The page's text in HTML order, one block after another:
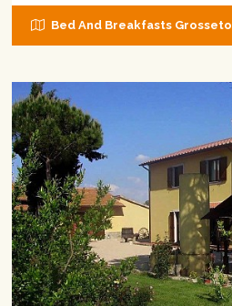
Bed And Breakfasts Grosseto